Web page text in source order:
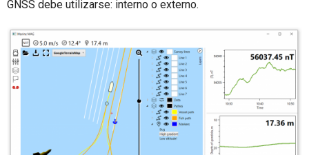
GNSS debe utilizarse: interno o externo.